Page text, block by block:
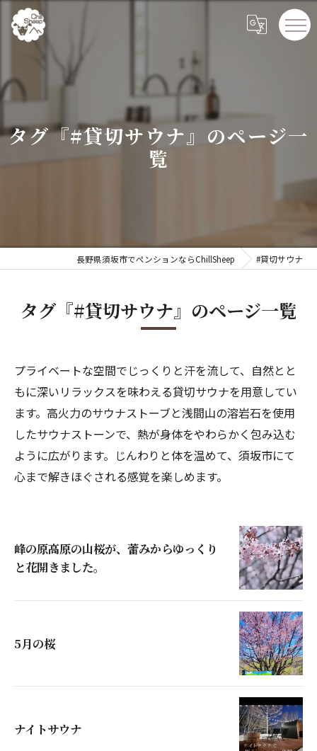
タグ『#貸切サウナ』のページ一
覧
長野県須坂市でペンションならChillSheep #貸切サウナ
タグ『#貸切サウナ』のページ一覧
プライベートな空間でじっくりと汗を流して、自然とと
もに深いリラックスを味わえる貸切サウナを用意してい
ます。高火力のサウナストーブと浅間山の溶岩石を使用
したサウナストーンで、熱が身体をやわらかく包み込む
ように広がります。じんわりと体を温めて、須坂市にて
心まで解きほぐされる感覚を楽しめます。
峰の原高原の山桜が、蕾みからゆっくり
と花開きました。
5月の桜
ナイトサウナ